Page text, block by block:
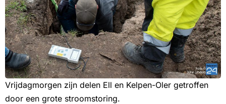
Vrijdagmorgen zijn delen Ell en Kelpen-Oler getroffen
door een grote stroomstoring.